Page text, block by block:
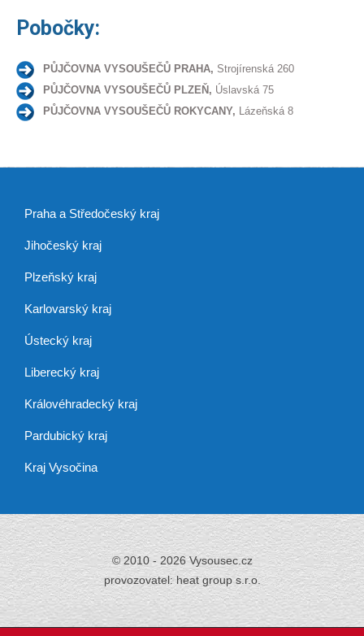
Pobočky:
PŮJČOVNA VYSOUŠEČŮ PRAHA, Strojírenská 260
PŮJČOVNA VYSOUŠEČŮ PLZEŇ, Úslavská 75
PŮJČOVNA VYSOUŠEČŮ ROKYCANY, Lázeňská 8
Praha a Středočeský kraj
Jihočeský kraj
Plzeňský kraj
Karlovarský kraj
Ústecký kraj
Liberecký kraj
Královéhradecký kraj
Pardubický kraj
Kraj Vysočina
© 2010 - 2026 Vysousec.cz
provozovatel: heat group s.r.o.